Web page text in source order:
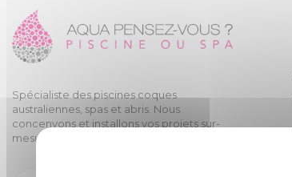
Spécialiste des piscines coques
australiennes, spas et abris. Nous
concenvons et installons vos projets sur-
mesure.